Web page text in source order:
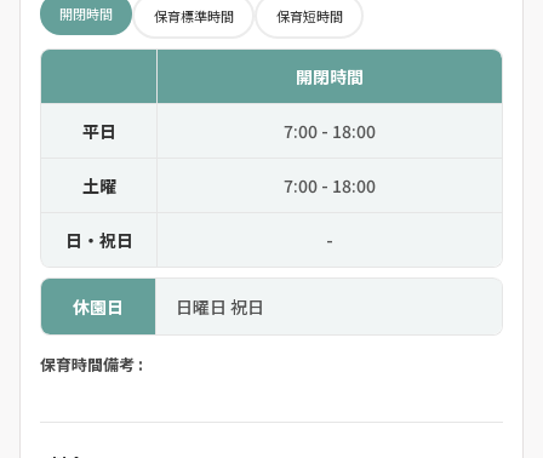
開閉時間 保育標準時間 保育短時間
開閉時間
平日 7:00 - 18:00
土曜 7:00 - 18:00
日・祝日 -
休園日 日曜日 祝日
保育時間備考 :